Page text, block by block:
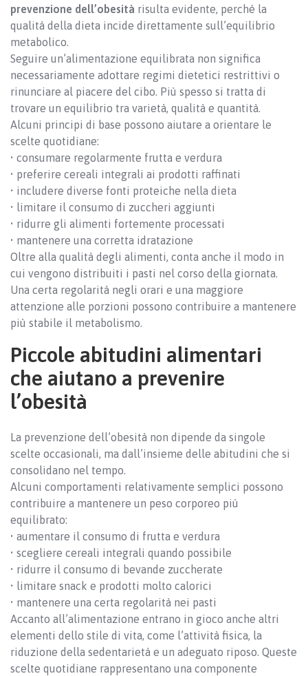
prevenzione dell’obesità risulta evidente, perché la
qualità della dieta incide direttamente sull’equilibrio
metabolico.
Seguire un’alimentazione equilibrata non significa
necessariamente adottare regimi dietetici restrittivi o
rinunciare al piacere del cibo. Più spesso si tratta di
trovare un equilibrio tra varietà, qualità e quantità.
Alcuni principi di base possono aiutare a orientare le
scelte quotidiane:
• consumare regolarmente frutta e verdura
• preferire cereali integrali ai prodotti raffinati
• includere diverse fonti proteiche nella dieta
• limitare il consumo di zuccheri aggiunti
• ridurre gli alimenti fortemente processati
• mantenere una corretta idratazione
Oltre alla qualità degli alimenti, conta anche il modo in
cui vengono distribuiti i pasti nel corso della giornata.
Una certa regolarità negli orari e una maggiore
attenzione alle porzioni possono contribuire a mantenere
più stabile il metabolismo.
Piccole abitudini alimentari
che aiutano a prevenire
l’obesità
La prevenzione dell’obesità non dipende da singole
scelte occasionali, ma dall’insieme delle abitudini che si
consolidano nel tempo.
Alcuni comportamenti relativamente semplici possono
contribuire a mantenere un peso corporeo più
equilibrato:
• aumentare il consumo di frutta e verdura
• scegliere cereali integrali quando possibile
• ridurre il consumo di bevande zuccherate
• limitare snack e prodotti molto calorici
• mantenere una certa regolarità nei pasti
Accanto all’alimentazione entrano in gioco anche altri
elementi dello stile di vita, come l’attività fisica, la
riduzione della sedentarietà e un adeguato riposo. Queste
scelte quotidiane rappresentano una componente